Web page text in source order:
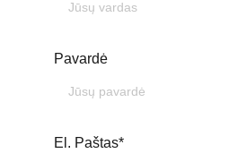
Pavardė
El. Paštas*